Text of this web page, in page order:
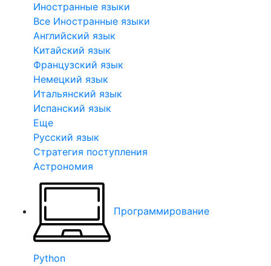
Иностранные языки
Все Иностранные языки
Английский язык
Китайский язык
Французский язык
Немецкий язык
Итальянский язык
Испанский язык
Еще
Русский язык
Стратегия поступления
Астрономия
Программирование
Python